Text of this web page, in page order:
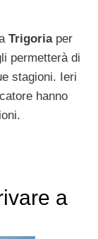
Trigoria per
permetterà di
stagioni. Ieri
hanno
a